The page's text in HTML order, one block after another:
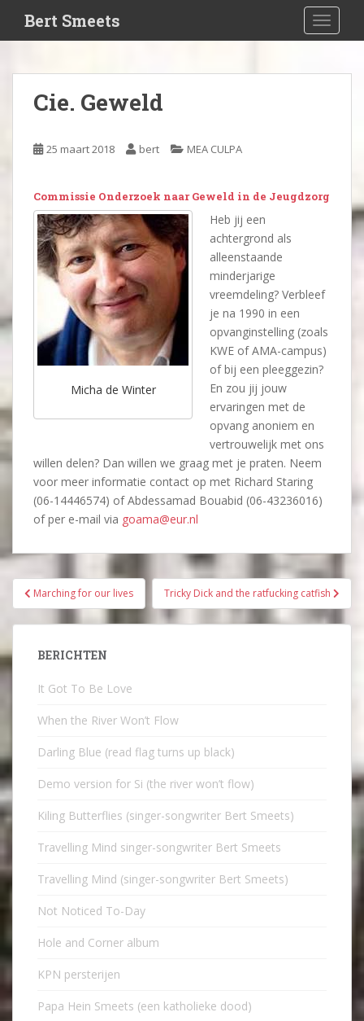
i
Bert Smeets
Cie. Geweld
25 maart 2018 bert MEA CULPA
Commissie Onderzoek naar Geweld in de Jeugdzorg
Micha de Winter
Heb jij een
achtergrond als
alleenstaande
minderjarige
vreemdeling? Verbleef
je na 1990 in een
opvanginstelling (zoals
KWE of AMA-campus)
of bij een pleeggezin?
En zou jij jouw
ervaringen met de
opvang anoniem en
vertrouwelijk met ons
willen delen? Dan willen we graag met je praten. Neem
voor meer informatie contact op met Richard Staring
(06-14446574) of Abdessamad Bouabid (06-43236016)
of per e-mail via goama@eur.nl
Bericht
navigatie
Marching for our lives Tricky Dick and the ratfucking catfish
BERICHTEN
It Got To Be Love
When the River Won’t Flow
Darling Blue (read flag turns up black)
Demo version for Si (the river won’t flow)
Kiling Butterflies (singer-songwriter Bert Smeets)
Travelling Mind singer-songwriter Bert Smeets
Travelling Mind (singer-songwriter Bert Smeets)
Not Noticed To-Day
Hole and Corner album
KPN persterijen
Papa Hein Smeets (een katholieke dood)